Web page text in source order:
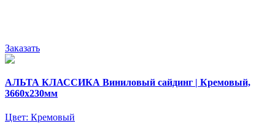
Заказать
АЛЬТА КЛАССИКА Виниловый сайдинг | Кремовый,
3660х230мм
Цвет: Кремовый